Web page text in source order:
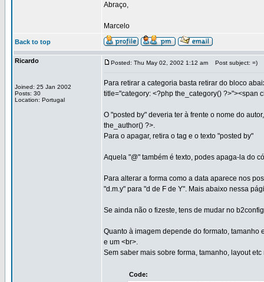
Abraço,
Marcelo
Back to top
Ricardo
Joined: 25 Jan 2002
Posts: 30
Location: Portugal
Posted: Thu May 02, 2002 1:12 am Post subject: =)
Para retirar a categoria basta retirar do bloco
title="category: <?php the_category() ?>"><span
O "posted by" deveria ter à frente o nome do
the_author() ?>.
Para o apagar, retira o tag e o texto "posted by"
Aquela "@" também é texto, podes apaga-la do
Para alterar a forma como a data aparece nos
"d.m.y" para "d de F de Y". Mais abaixo nessa
Se ainda não o fizeste, tens de mudar no
Quanto à imagem depende do formato,
e um <br>.
Sem saber mais sobre forma, tamanho, layout
Code: